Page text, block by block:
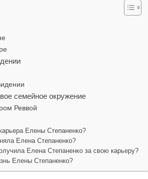
семейное окружение
Реввой
Елены Степаненко?
Елена Степаненко?
Елена Степаненко за свою карьеру?
Елены Степаненко?